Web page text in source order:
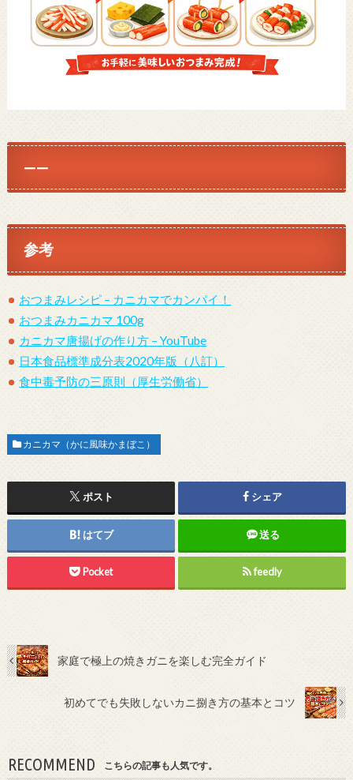
——
参考
おつまみレシピ – カニカマでカンパイ！
おつまみカニカマ 100g
カニカマ唐揚げの作り方 – YouTube
日本食品標準成分表2020年版（八訂）
食中毒予防の三原則（厚生労働省）
カニカマ（かに風味かまぼこ）
ポスト シェア
はてブ 送る
Pocket feedly
家庭で極上の焼きガニを楽しむ完全ガイド
初めてでも失敗しないカニ捌き方の基本とコツ
RECOMMEND こちらの記事も人気です。